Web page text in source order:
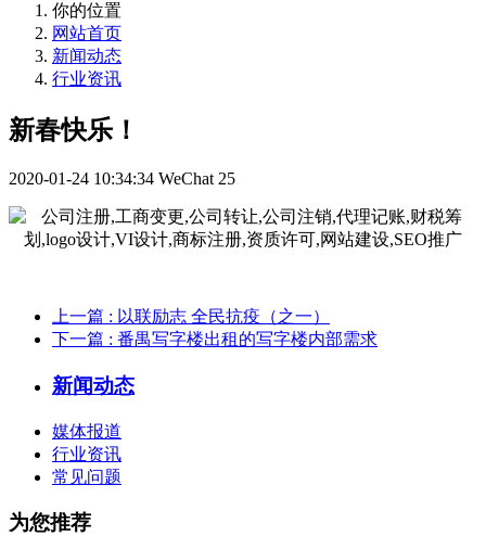
你的位置
网站首页
新闻动态
行业资讯
新春快乐！
2020-01-24 10:34:34 WeChat 25
上一篇 : 以联励志 全民抗疫（之一）
下一篇 : 番禺写字楼出租的写字楼内部需求
新闻动态
媒体报道
行业资讯
常见问题
为您推荐